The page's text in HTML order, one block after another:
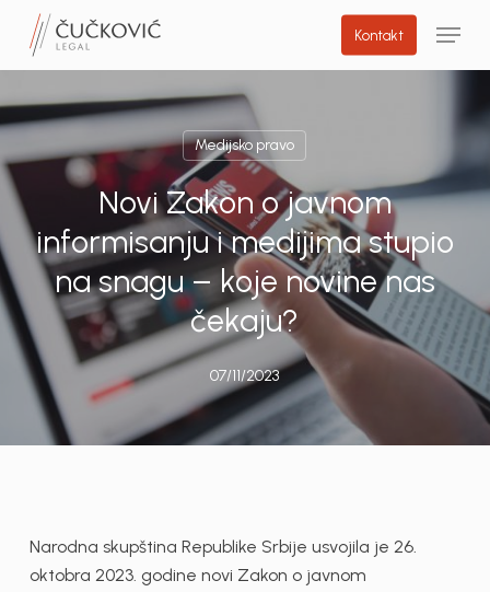
main
content
Kontakt Menu
Medijsko pravo
Novi Zakon o javnom
informisanju i medijima stupio
na snagu – koje novine nas
čekaju?
07/11/2023
Narodna skupština Republike Srbije usvojila je 26.
oktobra 2023. godine novi Zakon o javnom